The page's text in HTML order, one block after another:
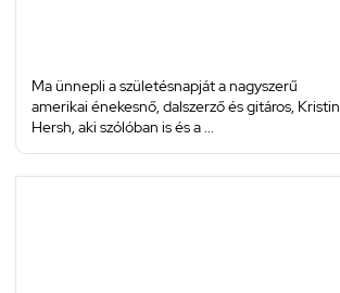
Ma ünnepli a születésnapját a nagyszerű
amerikai énekesnő, dalszerző és gitáros, Kristin
Hersh, aki szólóban is és a ...